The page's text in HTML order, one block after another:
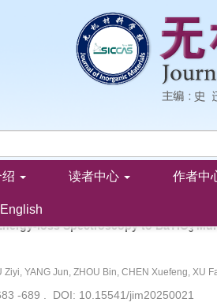
读者中心 作者中
English
多层陶瓷电容器中的应用研究
, 陈学锋, 许钫钫
loss Spectroscopy to BaTiO3
YANG Jun, ZHOU Bin, CHEN Xuefeng, XU
-689 . DOI: 10.15541/jim20250021